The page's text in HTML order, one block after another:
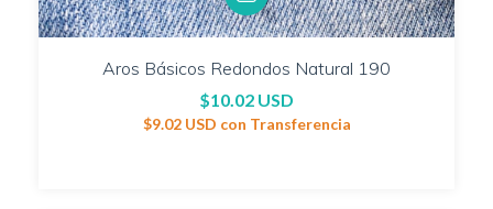
Aros Básicos Redondos Natural 190
$10.02 USD
$9.02 USD con Transferencia